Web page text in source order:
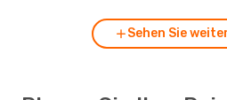
Sehen Sie